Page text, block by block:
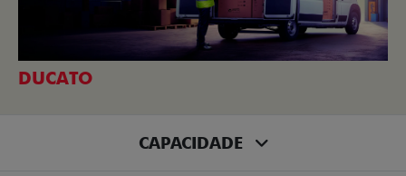
DUCATO
CAPACIDADE